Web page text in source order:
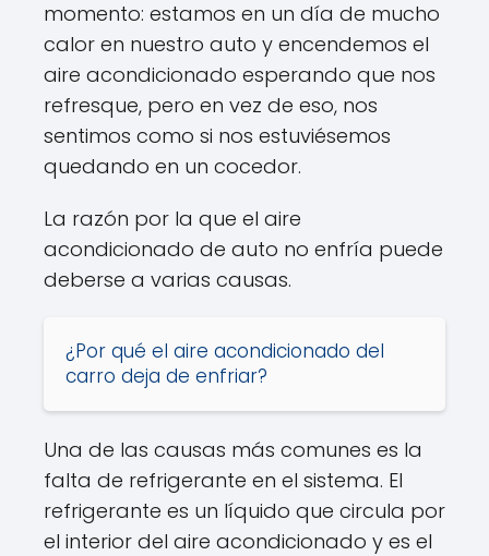
momento: estamos en un día de mucho
calor en nuestro auto y encendemos el
aire acondicionado esperando que nos
refresque, pero en vez de eso, nos
sentimos como si nos estuviésemos
quedando en un cocedor.
La razón por la que el aire
acondicionado de auto no enfría puede
deberse a varias causas.
¿Por qué el aire acondicionado del
carro deja de enfriar?
Una de las causas más comunes es la
falta de refrigerante en el sistema. El
refrigerante es un líquido que circula por
el interior del aire acondicionado y es el